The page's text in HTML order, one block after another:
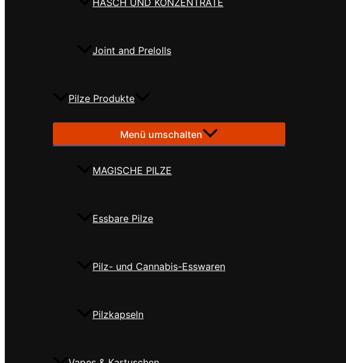
HASCH UND KONZENTRATE
Joint and Prelolls
Pilze Produkte
Menü umschalten
MAGISCHE PILZE
Essbare Pilze
Pilz- und Cannabis-Esswaren
Pilzkapseln